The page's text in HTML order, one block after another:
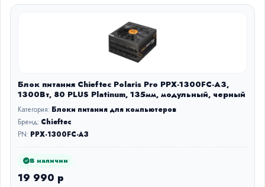
Блок питания Chieftec Polaris Pro PPX-1300FC-A3,
1300Вт, 80 PLUS Platinum, 135мм, модульный, черный
Категория: Блоки питания для компьютеров
Бренд: Chieftec
PN: PPX-1300FC-A3
В наличии
19 990 р